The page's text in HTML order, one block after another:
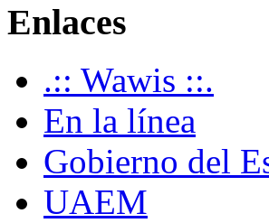
Enlaces
.:: Wawis ::.
En la línea
Gobierno del
UAEM